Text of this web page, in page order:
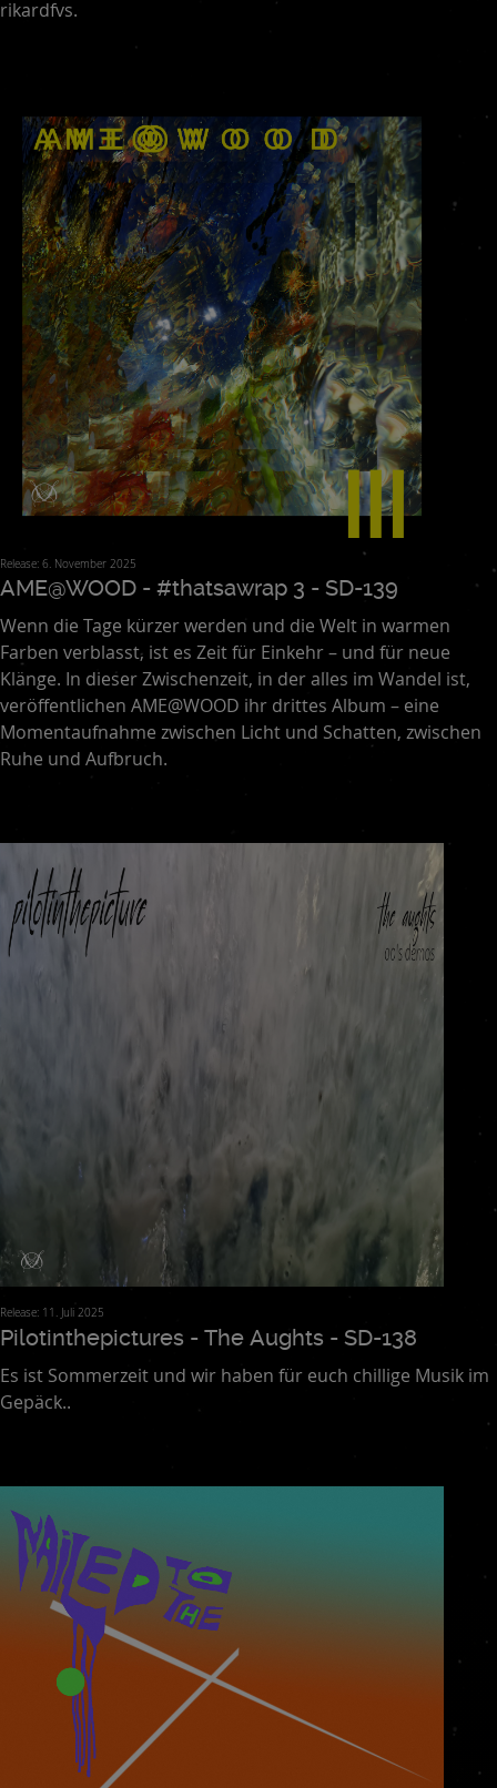
rikardfvs.
Release: 6. November 2025
AME@WOOD - #thatsawrap 3 - SD-139
Wenn die Tage kürzer werden und die Welt in warmen
Farben verblasst, ist es Zeit für Einkehr – und für neue
Klänge. In dieser Zwischenzeit, in der alles im Wandel ist,
veröffentlichen AME@WOOD ihr drittes Album – eine
Momentaufnahme zwischen Licht und Schatten, zwischen
Ruhe und Aufbruch.
Release: 11. Juli 2025
Pilotinthepictures - The Aughts - SD-138
Es ist Sommerzeit und wir haben für euch chillige Musik im
Gepäck..